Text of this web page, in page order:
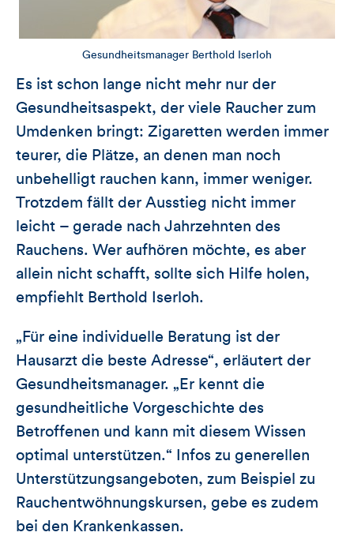
Gesundheitsmanager Berthold Iserloh
Es ist schon lange nicht mehr nur der
Gesundheitsaspekt, der viele Raucher zum
Umdenken bringt: Zigaretten werden immer
teurer, die Plätze, an denen man noch
unbehelligt rauchen kann, immer weniger.
Trotzdem fällt der Ausstieg nicht immer
leicht – gerade nach Jahrzehnten des
Rauchens. Wer aufhören möchte, es aber
allein nicht schafft, sollte sich Hilfe holen,
empfiehlt Berthold Iserloh.
„Für eine individuelle Beratung ist der
Hausarzt die beste Adresse“, erläutert der
Gesundheitsmanager. „Er kennt die
gesundheitliche Vorgeschichte des
Betroffenen und kann mit diesem Wissen
optimal unterstützen.“ Infos zu generellen
Unterstützungsangeboten, zum Beispiel zu
Rauchentwöhnungskursen, gebe es zudem
bei den Krankenkassen.